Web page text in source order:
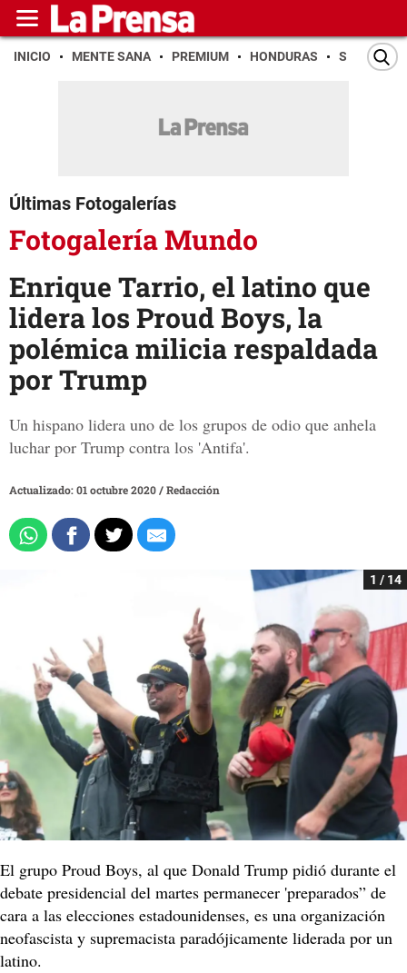
INICIO MENTE SANA PREMIUM HONDURAS SAN PEDRO
Últimas Fotogalerías
Fotogalería Mundo
Enrique Tarrio, el latino que
lidera los Proud Boys, la
polémica milicia respaldada
por Trump
Un hispano lidera uno de los grupos de odio que anhela
luchar por Trump contra los 'Antifa'.
Actualizado: 01 octubre 2020/Redacción
1 / 14
El grupo Proud Boys, al que Donald Trump pidió durante el
debate presidencial del martes permanecer 'preparados” de
cara a las elecciones estadounidenses, es una organización
neofascista y supremacista paradójicamente liderada por un
latino.